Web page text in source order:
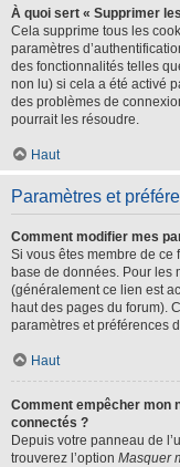
À quoi sert « Supprimer
Cela supprime tous les
paramètres
des fonctionnalités telles
non lu) si cela a été activé
des problèmes de
pourrait les résoudre.
Haut
Paramètres et
Comment modifier mes
Si vous êtes membre de ce
base de données. Pour les
(généralement ce lien est
haut des pages du forum).
paramètres et préférences
Haut
Comment empêcher mon
connectés ?
Depuis votre panneau de
trouverez l’option Masquer